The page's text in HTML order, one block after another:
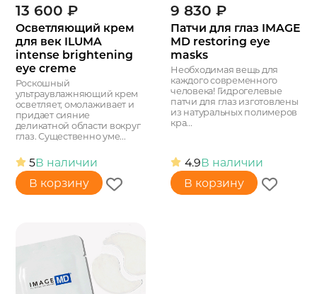
13 600 ₽
Осветляющий крем
для век ILUMA
intense brightening
eye creme
Роскошный
ультраувлажняющий крем
осветляет, омолаживает и
придает сияние
деликатной области вокруг
глаз. Существенно уме...
5В наличии
В корзину
9 830 ₽
Патчи для глаз IMAGE
MD restoring eye
masks
Необходимая вещь для
каждого современного
человека! Гидрогелевые
патчи для глаз изготовлены
из натуральных полимеров
кра...
4.9В наличии
В корзину